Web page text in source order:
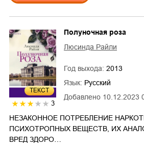
ТЕКСТ
3
Добавлено 10.12.2023
Полуночная роза
Люсинда Райли
Год выхода: 2013
Язык: Русский
НЕЗАКОННОЕ ПОТРЕБЛЕНИЕ
ПСИХОТРОПНЫХ ВЕЩЕСТВ, ИХ
ВРЕД ЗДОРО…